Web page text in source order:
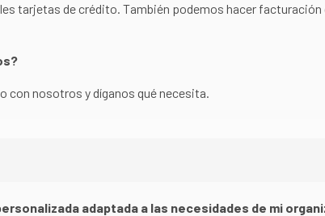
tarjetas de crédito. También podemos hacer
con nosotros y díganos qué necesita.
adaptada a las necesidades de mi